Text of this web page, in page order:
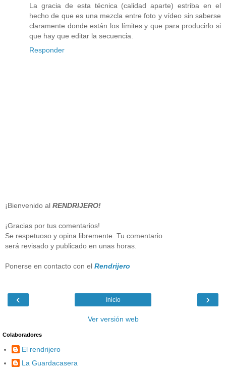
La gracia de esta técnica (calidad aparte) estriba en el
hecho de que es una mezcla entre foto y vídeo sin saberse
claramente donde están los límites y que para producirlo si
que hay que editar la secuencia.
Responder
¡Bienvenido al RENDRIJERO!
¡Gracias por tus comentarios!
Se respetuoso y opina libremente. Tu comentario
será revisado y publicado en unas horas.
Ponerse en contacto con el Rendrijero
‹ ›
Inicio
Ver versión web
Colaboradores
El rendrijero
La Guardacasera